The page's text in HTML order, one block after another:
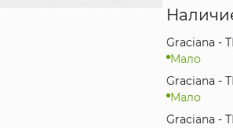
Graciana -
Мало
Graciana -
Мало
Graciana -